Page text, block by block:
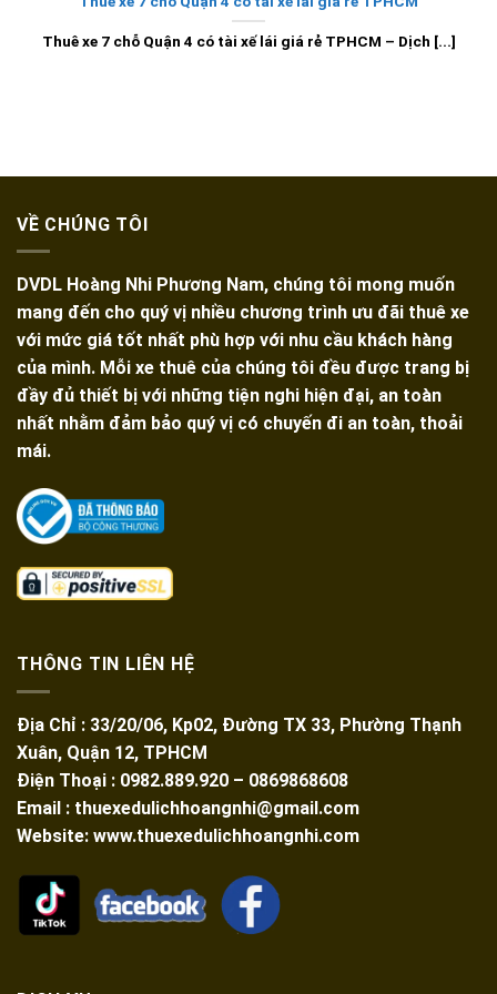
Thuê xe 7 chỗ Quận 4 có tài xế lái giá rẻ TPHCM – Dịch [...]
VỀ CHÚNG TÔI
DVDL Hoàng Nhi Phương Nam, chúng tôi mong muốn
mang đến cho quý vị nhiều chương trình ưu đãi thuê xe
với mức giá tốt nhất phù hợp với nhu cầu khách hàng
của mình. Mỗi xe thuê của chúng tôi đều được trang bị
đầy đủ thiết bị với những tiện nghi hiện đại, an toàn
nhất nhằm đảm bảo quý vị có chuyến đi an toàn, thoải
mái.
THÔNG TIN LIÊN HỆ
Địa Chỉ : 33/20/06, Kp02, Đường TX 33, Phường Thạnh
Xuân, Quận 12, TPHCM
Điện Thoại : 0982.889.920 – 0869868608
Email : thuexedulichhoangnhi@gmail.com
Website: www.thuexedulichhoangnhi.com